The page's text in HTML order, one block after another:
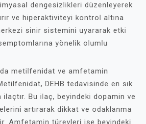
dengesizlikleri düzenleyerek
ve hiperaktiviteyi kontrol altına
sinir sistemini uyararak etki
yönelik olumlu
metilfenidat ve amfetamin
DEHB tedavisinde en sık
ilaçtır. Bu ilaç, beyindeki dopamin ve
artırarak dikkat ve odaklanma
Amfetamin türevleri ise beyindeki